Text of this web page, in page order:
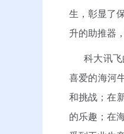
生，彰显了
升的助推器
科大讯飞
喜爱的海河
和挑战；在
的乐趣；在